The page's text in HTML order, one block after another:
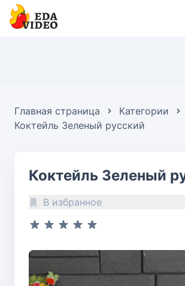
Главная страница Категории
Коктейль Зеленый русский
Коктейль Зеленый
В избранное